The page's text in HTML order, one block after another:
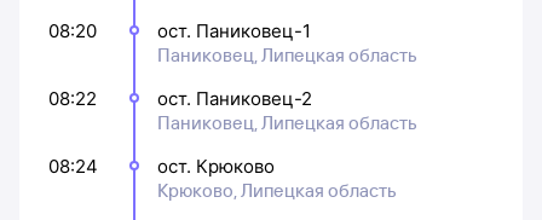
08:20
ост. Паниковец-1
Паниковец, Липецкая область
08:22
ост. Паниковец-2
Паниковец, Липецкая область
08:24
ост. Крюково
Крюково, Липецкая область